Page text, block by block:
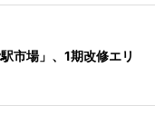
市場」、1期改修エリ